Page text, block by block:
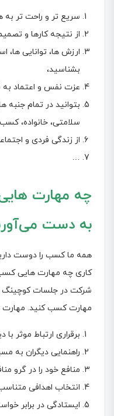
سریع تر و راحت تر
از نتیجه کارها و
ارزش ها، توانایی
بشناسید،
عزت نفس و اعتماد به
بتوانید در تمام
سلامتی، خانواده،
از زندگی فردی و
…
چه مهارت
به دست
همه ما کسب را دوست
کاری چه مهارت هایی
شرکت در جلسات کوچینگ
مهارت کسب کنید. مهارت
برقراری ارتباط موثر با
راهنمایی دیگران به
منافع خود را در گرو
انتخاب اهدافی
ایستادگی در برابر